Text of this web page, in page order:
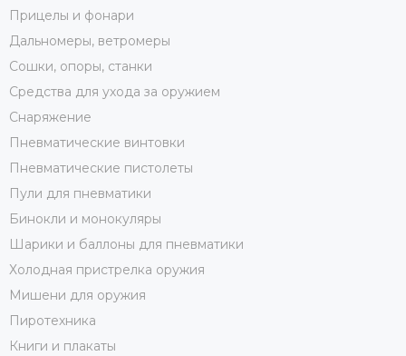
Прицелы и фонари
Дальномеры, ветромеры
Сошки, опоры, станки
Средства для ухода за оружием
Снаряжение
Пневматические винтовки
Пневматические пистолеты
Пули для пневматики
Бинокли и монокуляры
Шарики и баллоны для пневматики
Холодная пристрелка оружия
Мишени для оружия
Пиротехника
Книги и плакаты